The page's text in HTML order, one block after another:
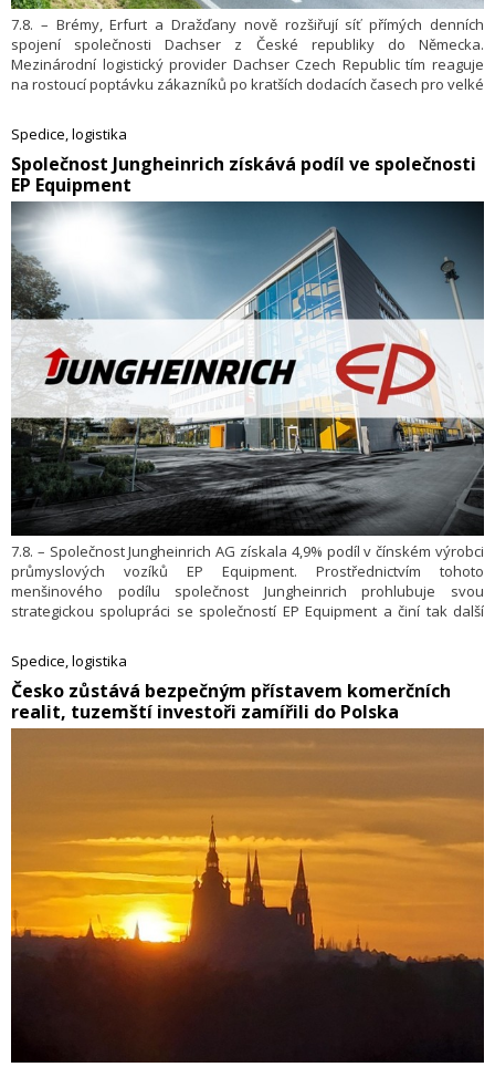
7.8. – Brémy, Erfurt a Dražďany nově rozšiřují síť přímých denních
spojení společnosti Dachser z České republiky do Německa.
Mezinárodní logistický provider Dachser Czech Republic tím reaguje
na rostoucí poptávku zákazníků po kratších dodacích časech pro velké
i pravidelné linky sběrné služby do svého Eurohubu v německém
Überherrnu poblíž francouzských hranic. Celkem tak Dachser Czech
Republic každý den vypravuje na tento největší trh Evropy
25 přímých linek.
Spedice, logistika
​Společnost Jungheinrich získává podíl ve společnosti
EP Equipment
7.8. – Společnost Jungheinrich AG získala 4,9% podíl v čínském výrobci
průmyslových vozíků EP Equipment. Prostřednictvím tohoto
menšinového podílu společnost Jungheinrich prohlubuje svou
strategickou spolupráci se společností EP Equipment a činí tak další
Spedice, logistika
​Česko zůstává bezpečným přístavem komerčních
realit, tuzemští investoři zamířili do Polska